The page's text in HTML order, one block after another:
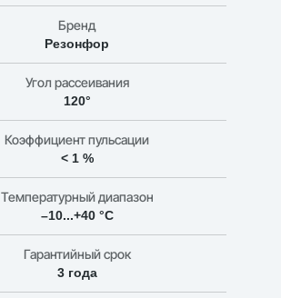
Бренд
Резонфор
Угол рассеивания
120°
Коэффициент пульсации
< 1 %
Температурный диапазон
–10...+40 °C
Гарантийный срок
3 года